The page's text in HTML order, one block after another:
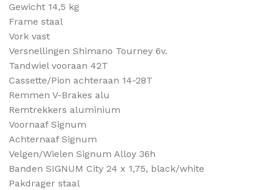
Gewicht 14,5 kg
Frame staal
Vork vast
Versnellingen Shimano Tourney 6v.
Tandwiel vooraan 42T
Cassette/Pion achteraan 14-28T
Remmen V-Brakes alu
Remtrekkers aluminium
Voornaaf Signum
Achternaaf Signum
Velgen/Wielen Signum Alloy 36h
Banden SIGNUM City 24 x 1,75, black/white
Pakdrager staal